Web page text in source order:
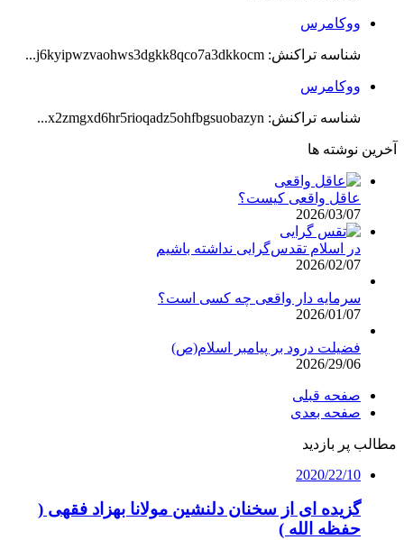
ووکامرس
شناسه تراکنش: j6kyipwzvaohws3dgkk8qco7a3dkkocm...
ووکامرس
شناسه تراکنش: x2zmgxd6hr5rioqadz5ohfbgsuobazyn...
آخرین نوشته ها
عاقل واقعی کیست؟
2026/03/07
در اسلام تقدس‌گرایی نداشته باشیم
2026/02/07
سرمایه دار واقعی چه کسی است؟
2026/01/07
فضیلت درود بر پیامبر اسلام(ص)
2026/29/06
صفحه قبلی
صفحه بعدی
مطالب پر بازدید
2020/22/10
گزیده ای از سخنان دلنشین مولانا بهزاد فقهی (
حفظه الله )